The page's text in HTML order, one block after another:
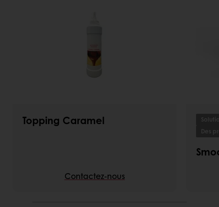
Topping Caramel
Contactez-nous
Des